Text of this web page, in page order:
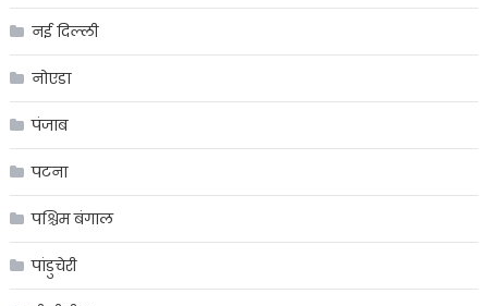
नई दिल्ली
नोएडा
पंजाब
पटना
पश्चिम बंगाल
पांडुचेरी